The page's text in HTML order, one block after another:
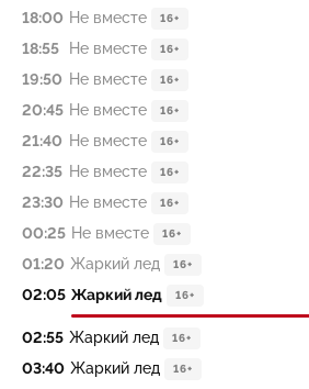
18:00 Не вместе 16+
18:55 Не вместе 16+
19:50 Не вместе 16+
20:45 Не вместе 16+
21:40 Не вместе 16+
22:35 Не вместе 16+
23:30 Не вместе 16+
00:25 Не вместе 16+
01:20 Жаркий лед 16+
02:05 Жаркий лед 16+
02:55 Жаркий лед 16+
03:40 Жаркий лед 16+